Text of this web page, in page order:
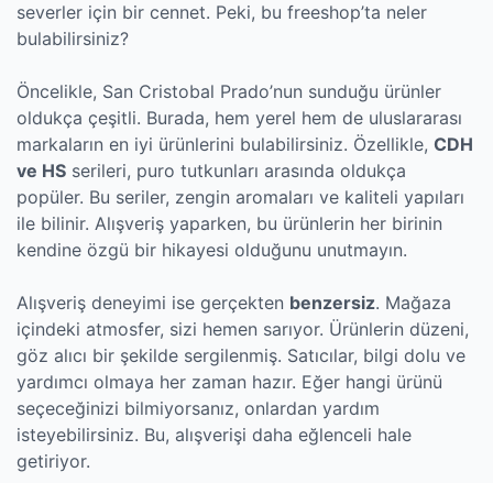
severler için bir cennet. Peki, bu freeshop’ta neler
bulabilirsiniz?
Öncelikle, San Cristobal Prado’nun sunduğu ürünler
oldukça çeşitli. Burada, hem yerel hem de uluslararası
markaların en iyi ürünlerini bulabilirsiniz. Özellikle, CDH
ve HS serileri, puro tutkunları arasında oldukça
popüler. Bu seriler, zengin aromaları ve kaliteli yapıları
ile bilinir. Alışveriş yaparken, bu ürünlerin her birinin
kendine özgü bir hikayesi olduğunu unutmayın.
Alışveriş deneyimi ise gerçekten benzersiz. Mağaza
içindeki atmosfer, sizi hemen sarıyor. Ürünlerin düzeni,
göz alıcı bir şekilde sergilenmiş. Satıcılar, bilgi dolu ve
yardımcı olmaya her zaman hazır. Eğer hangi ürünü
seçeceğinizi bilmiyorsanız, onlardan yardım
isteyebilirsiniz. Bu, alışverişi daha eğlenceli hale
getiriyor.